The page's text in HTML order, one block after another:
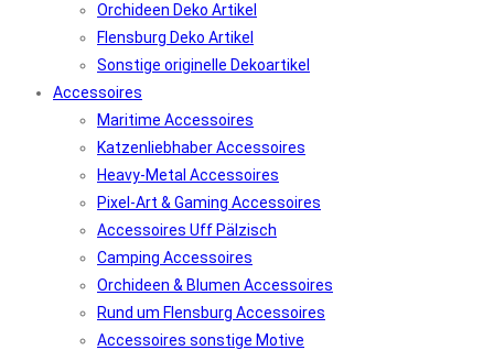
Orchideen Deko Artikel
Flensburg Deko Artikel
Sonstige originelle Dekoartikel
Accessoires
Maritime Accessoires
Katzenliebhaber Accessoires
Heavy-Metal Accessoires
Pixel-Art & Gaming Accessoires
Accessoires Uff Pälzisch
Camping Accessoires
Orchideen & Blumen Accessoires
Rund um Flensburg Accessoires
Accessoires sonstige Motive